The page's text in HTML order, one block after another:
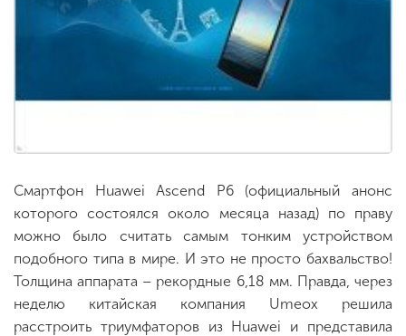
Смартфон Huawei Ascend P6 (официальный анонс
которого состоялся около месяца назад) по праву
можно было считать самым тонким устройством
подобного типа в мире. И это не просто бахвальство!
Толщина аппарата – рекордные 6,18 мм. Правда, через
неделю китайская компания Umeox решила
расстроить триумфаторов из Huawei и представила